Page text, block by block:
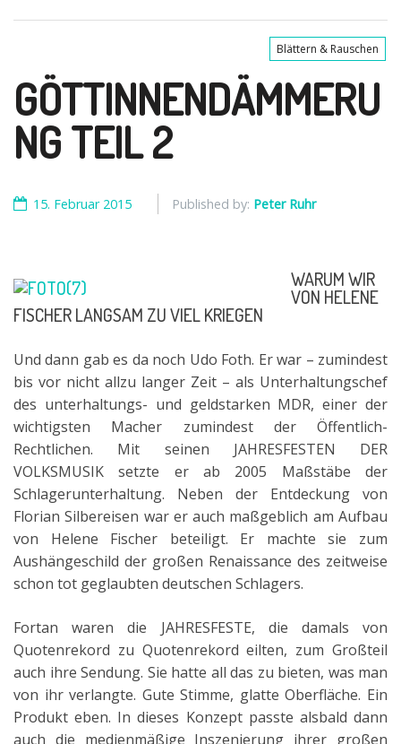
Blättern & Rauschen
GÖTTINNENDÄMMERU
NG TEIL 2
15. Februar 2015 Published by: Peter Ruhr
WARUM WIR
VON HELENE
FISCHER LANGSAM ZU VIEL KRIEGEN
Und dann gab es da noch Udo Foth. Er war – zumindest
bis vor nicht allzu langer Zeit – als Unterhaltungschef
des unterhaltungs- und geldstarken MDR, einer der
wichtigsten Macher zumindest der Öffentlich-
Rechtlichen. Mit seinen JAHRESFESTEN DER
VOLKSMUSIK setzte er ab 2005 Maßstäbe der
Schlagerunterhaltung. Neben der Entdeckung von
Florian Silbereisen war er auch maßgeblich am Aufbau
von Helene Fischer beteiligt. Er machte sie zum
Aushängeschild der großen Renaissance des zeitweise
schon tot geglaubten deutschen Schlagers.
Fortan waren die JAHRESFESTE, die damals von
Quotenrekord zu Quotenrekord eilten, zum Großteil
auch ihre Sendung. Sie hatte all das zu bieten, was man
von ihr verlangte. Gute Stimme, glatte Oberfläche. Ein
Produkt eben. In dieses Konzept passte alsbald dann
auch die medienmäßige Inszenierung ihrer großen